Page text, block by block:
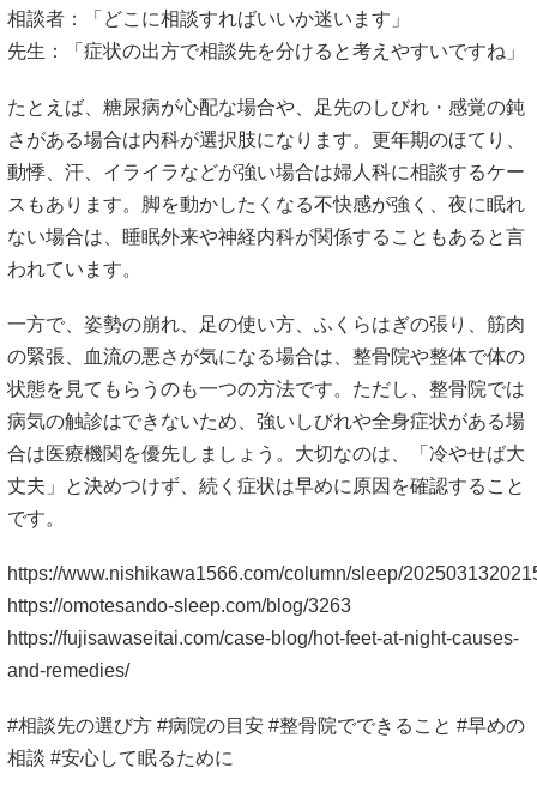
相談者：「どこに相談すればいいか迷います」
先生：「症状の出方で相談先を分けると考えやすいですね」
たとえば、糖尿病が心配な場合や、足先のしびれ・感覚の鈍
さがある場合は内科が選択肢になります。更年期のほてり、
動悸、汗、イライラなどが強い場合は婦人科に相談するケー
スもあります。脚を動かしたくなる不快感が強く、夜に眠れ
ない場合は、睡眠外来や神経内科が関係することもあると言
われています。
一方で、姿勢の崩れ、足の使い方、ふくらはぎの張り、筋肉
の緊張、血流の悪さが気になる場合は、整骨院や整体で体の
状態を見てもらうのも一つの方法です。ただし、整骨院では
病気の触診はできないため、強いしびれや全身症状がある場
合は医療機関を優先しましょう。大切なのは、「冷やせば大
丈夫」と決めつけず、続く症状は早めに原因を確認すること
です。
https://www.nishikawa1566.com/column/sleep/
https://omotesando-sleep.com/blog/3263
https://fujisawaseitai.com/case-blog/hot-feet-at-night-causes-
and-remedies/
#相談先の選び方 #病院の目安 #整骨院でできること #早めの
相談 #安心して眠るために